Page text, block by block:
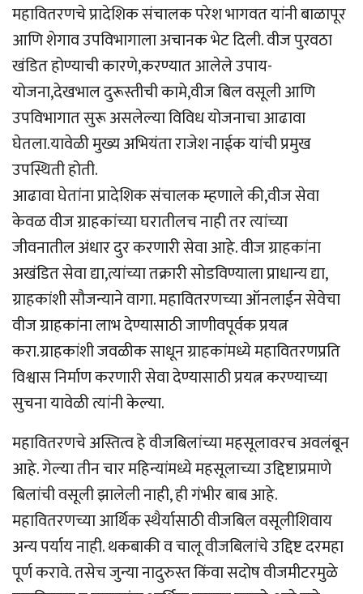
महावितरणचे प्रादेशिक संचालक परेश भागवत यांनी बाळापूर
आणि शेगाव उपविभागाला अचानक भेट दिली. वीज पुरवठा
खंडित होण्याची कारणे,करण्यात आलेले उपाय-
योजना,देखभाल दुरूस्तीची कामे,वीज बिल वसूली आणि
उपविभागात सुरू असलेल्या विविध योजनाचा आढावा
घेतला.यावेळी मुख्य अभियंता राजेश नाईक यांची प्रमुख
उपस्थिती होती.
आढावा घेतांना प्रादेशिक संचालक म्हणाले की,वीज सेवा
केवळ वीज ग्राहकांच्या घरातीलच नाही तर त्यांच्या
जीवनातील अंधार दुर करणारी सेवा आहे. वीज ग्राहकांना
अखंडित सेवा द्या,त्यांच्या तक्रारी सोडविण्याला प्राधान्य द्या,
ग्राहकांशी सौजन्याने वागा. महावितरणच्या ऑनलाईन सेवेचा
वीज ग्राहकांना लाभ देण्यासाठी जाणीवपूर्वक प्रयत्न
करा.ग्राहकांशी जवळीक साधून ग्राहकांमध्ये महावितरणप्रति
विश्वास निर्माण करणारी सेवा देण्यासाठी प्रयत्न करण्याच्या
सुचना यावेळी त्यांनी केल्या.
महावितरणचे अस्तित्व हे वीजबिलांच्या महसूलावरच अवलंबून
आहे. गेल्या तीन चार महिन्यांमध्ये महसूलाच्या उद्दिष्टाप्रमाणे
बिलांची वसूली झालेली नाही, ही गंभीर बाब आहे.
महावितरणच्या आर्थिक स्थैर्यासाठी वीजबिल वसूलीशिवाय
अन्य पर्याय नाही. थकबाकी व चालू वीजबिलांचे उद्दिष्ट दरमहा
पूर्ण करावे. तसेच जुन्या नादुरुस्त किंवा सदोष वीजमीटरमुळे